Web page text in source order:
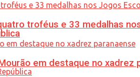
troféus e 33 medalhas
em destaque no xadrez